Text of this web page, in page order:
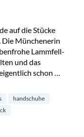
auf die Stücke
Die Münchenerin
Lammfell-
und das
schon …
von Michaela
handschuhe